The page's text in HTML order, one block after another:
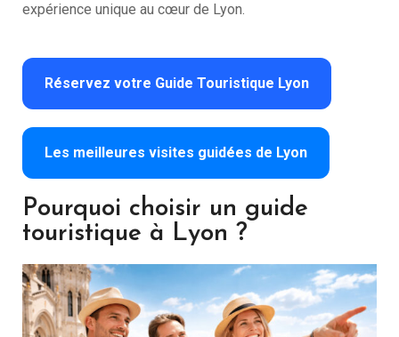
expérience unique au cœur de Lyon.
Réservez votre Guide Touristique Lyon
Les meilleures visites guidées de Lyon
Pourquoi choisir un guide
touristique à Lyon ?